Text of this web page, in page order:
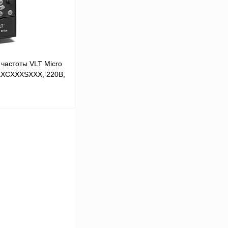
заказ
VLT Micro
220В,